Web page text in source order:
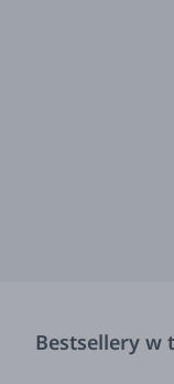
Bestsellery w